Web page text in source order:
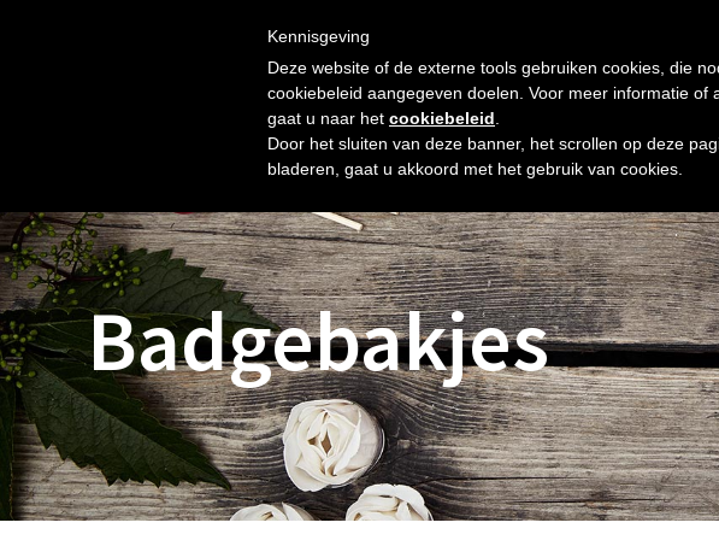
NIEUW OVER ONS
Badgebakjes
Kennisgeving
Deze website of de externe tools gebruiken cookies, die
cookiebeleid aangegeven doelen. Voor meer informatie
gaat u naar het cookiebeleid
Door het sluiten van deze banner, het scrollen op deze
bladeren, gaat u akkoord met het gebruik van cookies.